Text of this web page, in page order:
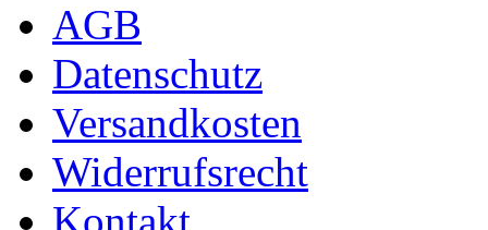
AGB
Datenschutz
Versandkosten
Widerrufsrecht